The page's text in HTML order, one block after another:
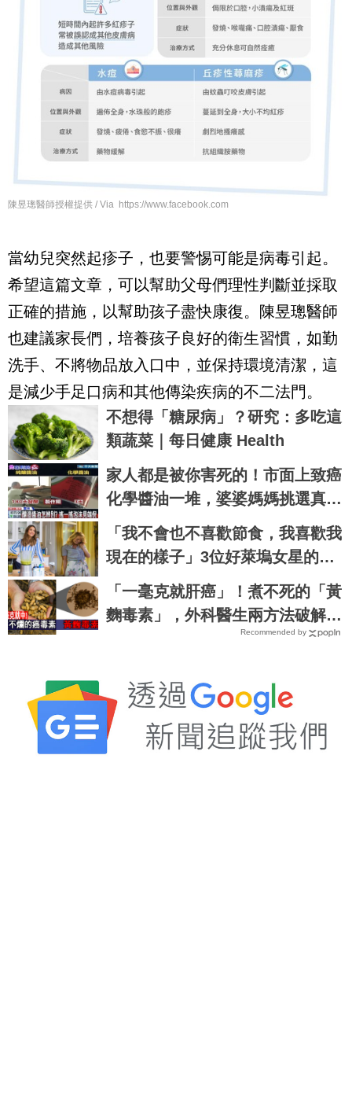
陳昱璁醫師授權提供 / Via https://www.facebook.com
當幼兒突然起疹子，也要警惕可能是病毒引起。
希望這篇文章，可以幫助父母們理性判斷並採取
正確的措施，以幫助孩子盡快康復。陳昱璁醫師
也建議家長們，培養孩子良好的衛生習慣，如勤
洗手、不將物品放入口中，並保持環境清潔，這
是減少手足口病和其他傳染疾病的不二法門。
不想得「糖尿病」？研究：多吃這
類蔬菜｜每日健康 Health
家人都是被你害死的！市面上致癌
化學醬油一堆，婆婆媽媽挑選真貨
必學兩招才吃得安心｜每日健康 H
ealth
「我不會也不喜歡節食，我喜歡我
現在的樣子」3位好萊塢女星的身
材管理經典語錄...原來她們是這樣
瘦身的！
「一毫克就肝癌」！煮不死的「黃
麴毒素」，外科醫生兩方法破解
「廚房五毒窟」！｜每日健康Heal
Recommended by